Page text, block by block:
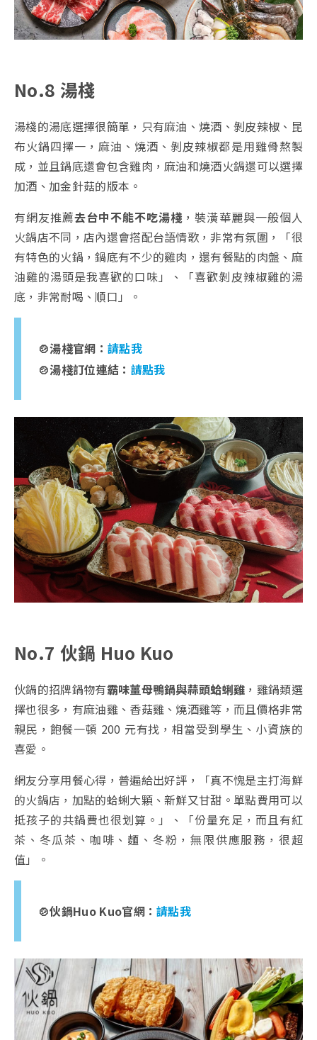
No.8 湯棧
湯棧的湯底選擇很簡單，只有麻油、燒酒、剝皮辣椒、昆
布火鍋四擇一，麻油、燒酒、剝皮辣椒都是用雞骨熬製
成，並且鍋底還會包含雞肉，麻油和燒酒火鍋還可以選擇
加酒、加金針菇的版本。
有網友推薦去台中不能不吃湯棧 ，裝潢華麗與一般個人
火鍋店不同，店內還會搭配台語情歌，非常有氛圍，「很
有特色的火鍋，鍋底有不少的雞肉，還有餐點的肉盤、麻
油雞的湯頭是我喜歡的口味」、「喜歡剝皮辣椒雞的湯
底，非常耐喝、順口」。
🍲湯棧官網： 請點我
🍲湯棧訂位連結： 請點我
No.7 伙鍋 Huo Kuo
伙鍋的招牌鍋物有霸味薑母鴨鍋與蒜頭蛤蜊雞 ，雞鍋類選
擇也很多，有麻油雞、香菇雞、燒酒雞等，而且價格非常
親民，飽餐一頓 200 元有找，相當受到學生、小資族的
喜愛。
網友分享用餐心得，普遍給出好評，「真不愧是主打海鮮
的火鍋店，加點的蛤蜊大顆、新鮮又甘甜。單點費用可以
抵孩子的共鍋費也很划算。」、「份量充足，而且有紅
茶、冬瓜茶、咖啡、麵、冬粉，無限供應服務，很超
值」。
🍲伙鍋Huo Kuo官網：請點我